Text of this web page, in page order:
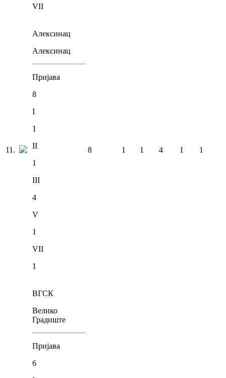
VII
11 .
Алексинац
Алексинац
Пријава
8
I
1
II
1
III
4
V
1
VII
1
8 1 1 4 1 1
ВГСК
Велико
Градиште
Пријава
6